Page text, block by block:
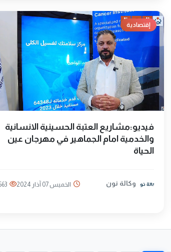
إقتصادية
فيديو:مشاريع العتبة الحسينية الانسانية
والخدمية امام الجماهير في مهرجان عين
الحياة
وكالة نون الخميس 07 آذار 2024